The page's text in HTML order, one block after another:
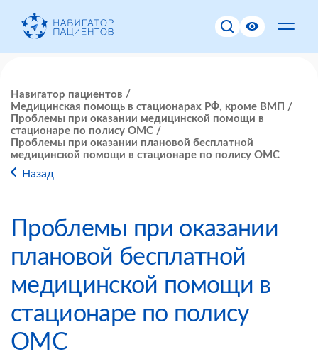
Навигатор пациентов
Медицинская помощь в стационарах РФ, кроме ВМП
Проблемы при оказании медицинской помощи в
стационаре по полису ОМС
Проблемы при оказании плановой бесплатной
медицинской помощи в стационаре по полису ОМС
Назад
Проблемы при оказании
плановой бесплатной
медицинской помощи в
стационаре по полису
ОМС